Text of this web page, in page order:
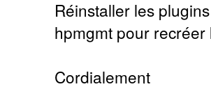
Réinstaller les
hpmgmt pour
Cordialement